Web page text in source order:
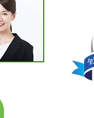
お電話で
03-6435-